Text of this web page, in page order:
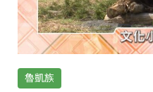
魯凱族